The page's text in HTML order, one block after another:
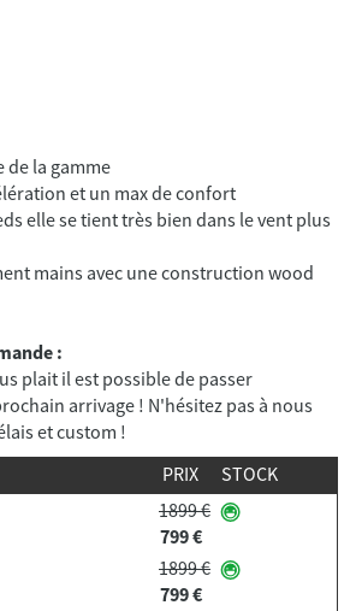
de la gamme
et un max de confort
elle se tient très bien dans le vent plus
mains avec une construction wood
:
plait il est possible de passer
arrivage ! N'hésitez pas à nous
et custom !
PRIX
STOCK
1899 €
799 €
1899 €
799 €